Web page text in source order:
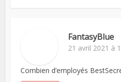
FantasyBlue
21 avril 2021 à
Combien d’employés